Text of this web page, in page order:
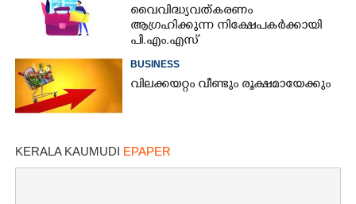
വൈവിദ്ധ്യവത്കരണം
ആഗ്രഹിക്കുന്ന നിക്ഷേപകർക്കായി
പി.എം.എസ്
BUSINESS
വിലക്കയറ്റം വീണ്ടും രൂക്ഷമായേക്കും
KERALA KAUMUDI EPAPER